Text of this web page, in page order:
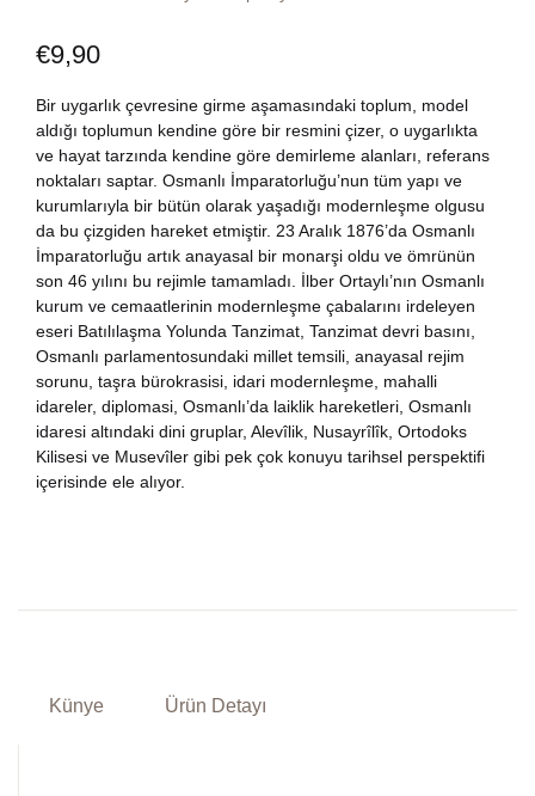
Edebiyat
Felsefe
Fransızca
Ingilizce
Kişisel Gelişim
Psikoloji
Siyasi
Kitap Siparişi
Sepetim
Bize Ulaşın
TR
DE
€9,90
Bir uygarlık çevresine girme aşamasındaki toplum, model
aldığı toplumun kendine göre bir resmini çizer, o uygarlıkta
ve hayat tarzında kendine göre demirleme alanları, referans
noktaları saptar. Osmanlı İmparatorluğu’nun tüm yapı ve
kurumlarıyla bir bütün olarak yaşadığı modernleşme olgusu
da bu çizgiden hareket etmiştir. 23 Aralık 1876’da Osmanlı
İmparatorluğu artık anayasal bir monarşi oldu ve ömrünün
son 46 yılını bu rejimle tamamladı. İlber Ortaylı’nın Osmanlı
kurum ve cemaatlerinin modernleşme çabalarını irdeleyen
eseri Batılılaşma Yolunda Tanzimat, Tanzimat devri basını,
Osmanlı parlamentosundaki millet temsili, anayasal rejim
sorunu, taşra bürokrasisi, idari modernleşme, mahalli
idareler, diplomasi, Osmanlı’da laiklik hareketleri, Osmanlı
idaresi altındaki dini gruplar, Alevîlik, Nusayrîlîk, Ortodoks
Kilisesi ve Musevîler gibi pek çok konuyu tarihsel perspektifi
içerisinde ele alıyor.
Künye Ürün Detayı